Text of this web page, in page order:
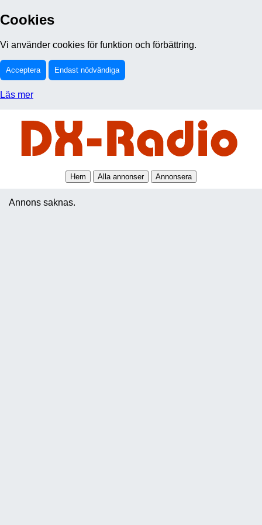
Cookies
Vi använder cookies för funktion och förbättring.
Acceptera Endast nödvändiga
Läs mer
Hem Alla annonser Annonsera
Annons saknas.